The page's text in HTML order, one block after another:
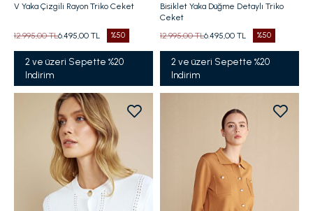
V Yaka Çizgili Rayon Triko Ceket
12.995,00 TL6.495,00 TL %50
2 ve üzeri Sepette %20
Indirim
Bisiklet Yaka Düğme Detaylı Triko
Ceket
12.995,00 TL6.495,00 TL %50
2 ve üzeri Sepette %20
Indirim